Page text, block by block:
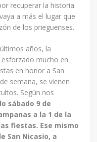
recuperar la historia
a más el lugar que
de los prieguenses.
años, la
esforzado mucho en
en honor a San
semana, se vienen
Según nos
sábado 9 de
a la 1 de la
fiestas. Ese mismo
San Nicasio, a